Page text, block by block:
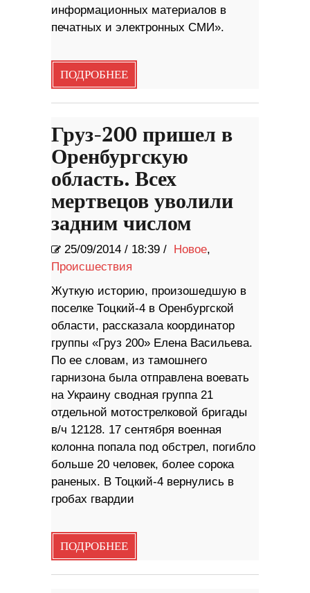
информационных материалов в
печатных и электронных СМИ».
ПОДРОБНЕЕ
Груз-200 пришел в
Оренбургскую
область. Всех
мертвецов уволили
задним числом
25/09/2014 / 18:39 / Новое,
Происшествия
Жуткую историю, произошедшую в
поселке Тоцкий-4 в Оренбургской
области, рассказала координатор
группы «Груз 200» Елена Васильева.
По ее словам, из тамошнего
гарнизона была отправлена воевать
на Украину сводная группа 21
отдельной мотострелковой бригады
в/ч 12128. 17 сентября военная
колонна попала под обстрел, погибло
больше 20 человек, более сорока
раненых. В Тоцкий-4 вернулись в
гробах гвардии
ПОДРОБНЕЕ